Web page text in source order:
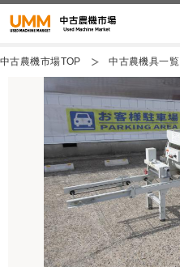
中古農機市場TOP 中古農機具一覧